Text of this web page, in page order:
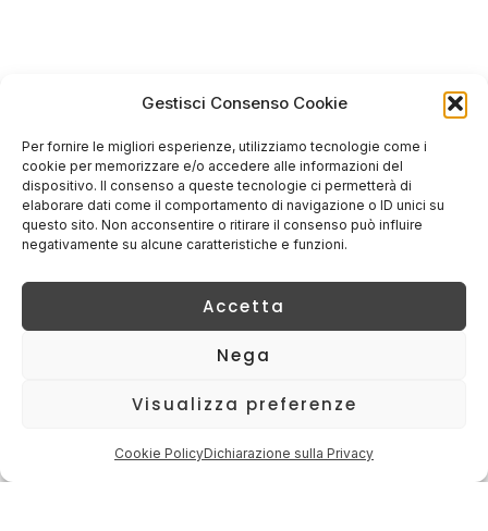
Gestisci Consenso Cookie
Per fornire le migliori esperienze, utilizziamo tecnologie come i
cookie per memorizzare e/o accedere alle informazioni del
dispositivo. Il consenso a queste tecnologie ci permetterà di
elaborare dati come il comportamento di navigazione o ID unici su
questo sito. Non acconsentire o ritirare il consenso può influire
negativamente su alcune caratteristiche e funzioni.
Accetta
Nega
Visualizza preferenze
Cookie PolicyDichiarazione sulla Privacy